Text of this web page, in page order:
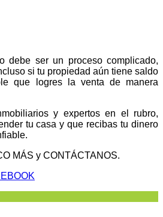
debe ser un proceso complicado,
si tu propiedad aún tiene saldo
que logres la venta de manera
y expertos en el rubro,
tu casa y que recibas tu dinero
MÁS y CONTÁCTANOS.